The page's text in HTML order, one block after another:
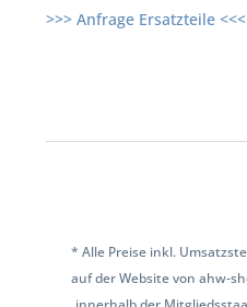
>>> Anfrage Ersatzteile <<<
* Alle Preise inkl.
auf der Website von ahw-